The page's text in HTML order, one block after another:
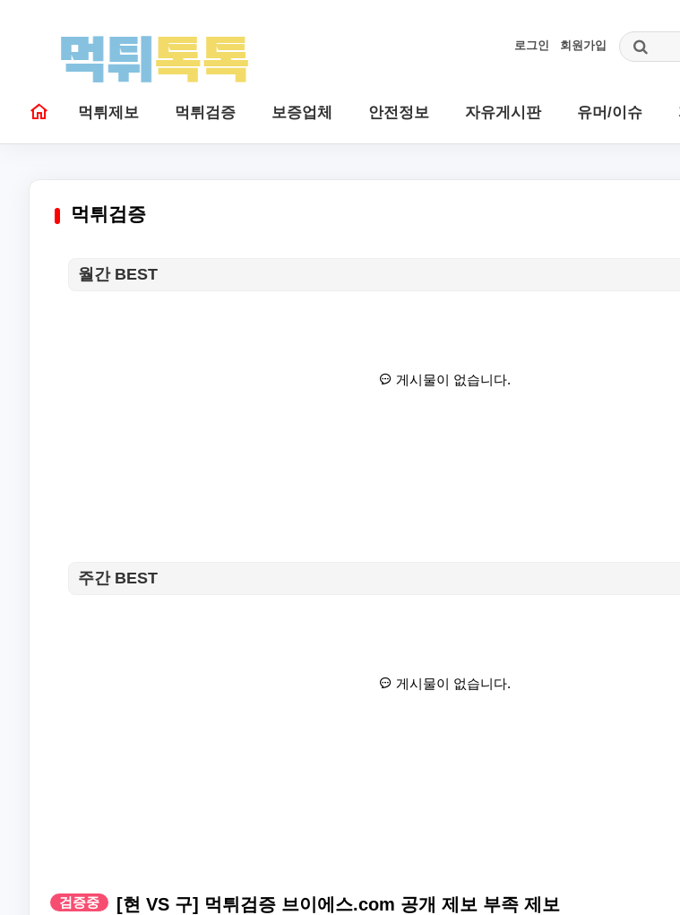
로그인 회원가입
먹튀제보 먹튀검증 보증업체 안전정보 자유게시판 유머/이슈
먹튀검증
월간 BEST
게시물이 없습니다.
주간 BEST
게시물이 없습니다.
검증중 [현 VS 구] 먹튀검증 브이에스.com 공개 제보 부족 제보